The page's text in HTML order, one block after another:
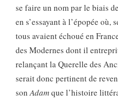
se faire un nom par le biais
en s’essayant à l’épopée
tous avaient échoué en
des Modernes dont il
relançant la Querelle des
serait donc pertinent de
sonAdamque l’histoire